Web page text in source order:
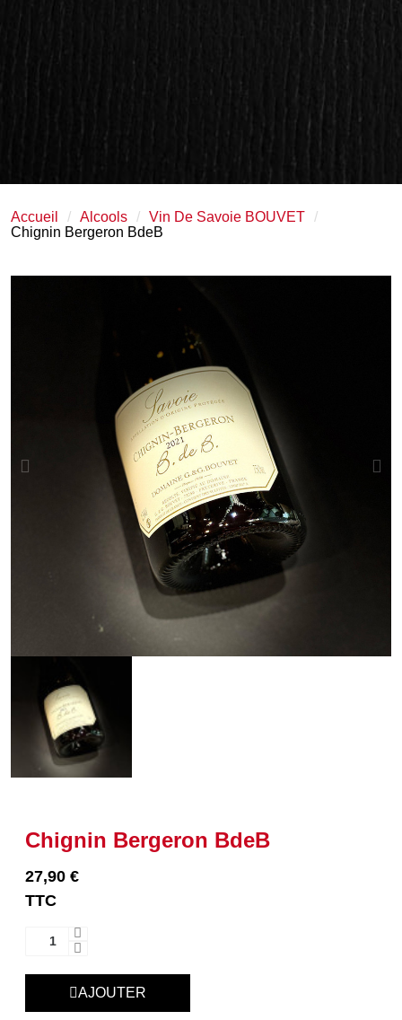
Accueil Alcools
Vin De Savoie BOUVET
Chignin Bergeron BdeB
Chignin Bergeron BdeB
27,90 €
TTC
AJOUTER